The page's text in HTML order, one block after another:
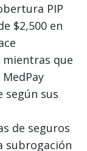
PIP
$2,500 en
que
según sus
de seguros
subrogación